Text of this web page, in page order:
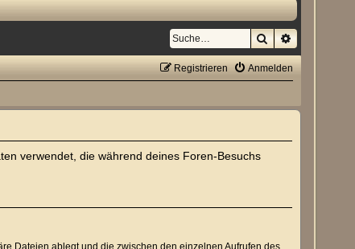
SucheErweiterte
Anmelden
Registrieren
verwendet, die während deines Foren-Besuchs